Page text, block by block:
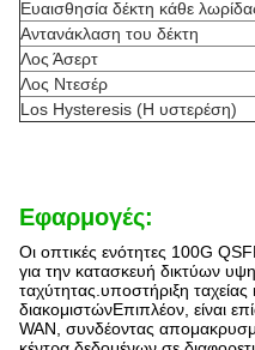
Ευαισθησία δέκτη κάθε
Αντανάκλαση του δέκτη
Λος Άσερτ
Λος Ντεσέρ
Los Hysteresis (Η υστερέση)
Εφαρμογές:
Οι οπτικές ενότητες 100G
για την κατασκευή δικτύων
ταχύτητας.υποστήριξη ταχείας
διακομιστώνΕπιπλέον, είναι
WAN, συνδέοντας